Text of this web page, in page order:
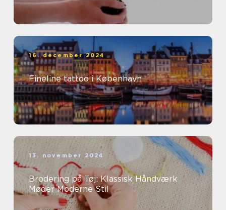
16. december 2024
Fineline tattoo i København
13. november 2024
Brodering på Tøj: Klassisk Håndværk
Møder Moderne Stil